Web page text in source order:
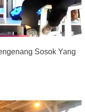
Sosok Yang